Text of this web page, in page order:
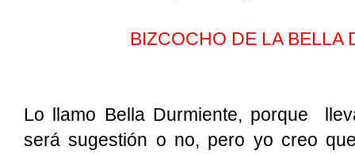
BIZCOCHO DE LA BELLA
Lo llamo Bella Durmiente, porque
será sugestión o no, pero yo creo